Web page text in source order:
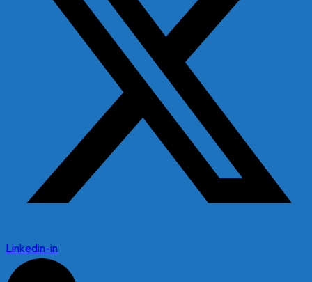
Linkedin-in